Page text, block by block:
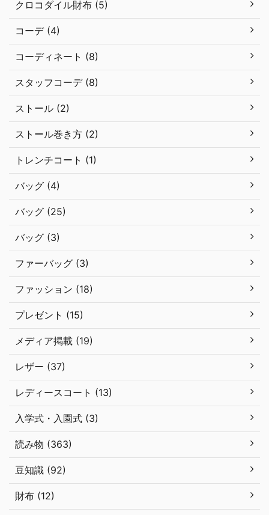
クロコダイル財布 (5)
コーデ (4)
コーディネート (8)
スタッフコーデ (8)
ストール (2)
ストール巻き方 (2)
トレンチコート (1)
バッグ (4)
バッグ (25)
バッグ (3)
ファーバッグ (3)
ファッション (18)
プレゼント (15)
メディア掲載 (19)
レザー (37)
レディースコート (13)
入学式・入園式 (3)
読み物 (363)
豆知識 (92)
財布 (12)